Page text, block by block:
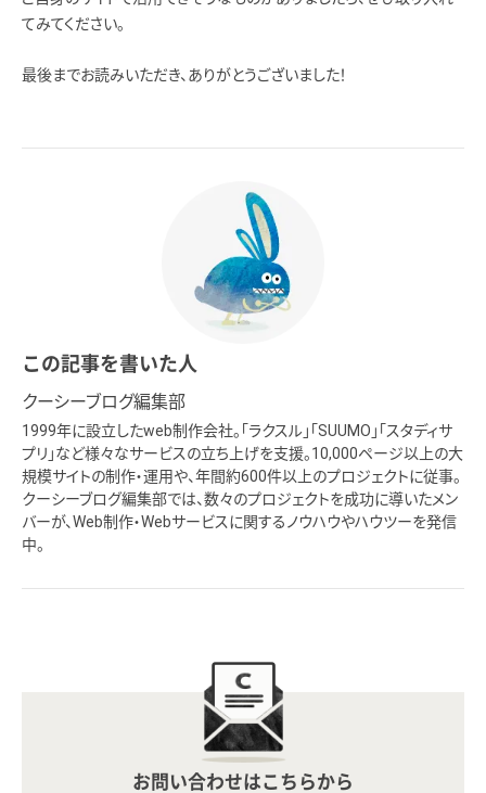
てみてください。
最後までお読みいただき、ありがとうございました！
この記事を書いた人
クーシーブログ編集部
1999年に設立したweb制作会社。「ラクスル」「SUUMO」「スタディサ
プリ」など様々なサービスの立ち上げを支援。10,000ページ以上の大
規模サイトの制作・運用や、年間約600件以上のプロジェクトに従事。
クーシーブログ編集部では、数々のプロジェクトを成功に導いたメン
バーが、Web制作・Webサービスに関するノウハウやハウツーを発信
中。
お問い合わせはこちらから